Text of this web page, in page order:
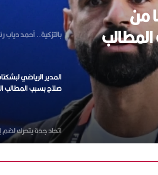
من
بالتزكية.. أحمد دياب
المدير الرياضي
صلاح بسبب المطالب
اتحاد جدة يتحرك
خلال ساعات